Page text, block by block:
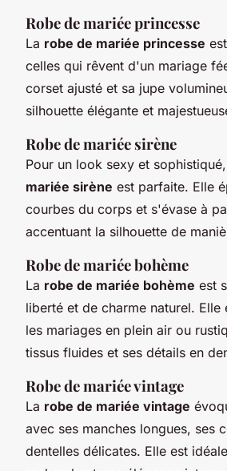
Robe de mariée princesse
La robe de mariée princesse
celles qui rêvent d'un mariage
corset ajusté et sa jupe
silhouette élégante et
Robe de mariée sirène
Pour un look sexy et
mariée sirène est parfaite. Elle
courbes du corps et s'évase à
accentuant la silhouette de
Robe de mariée bohème
La robe de mariée bohème est
liberté et de charme naturel.
les mariages en plein air ou
tissus fluides et ses détails en
Robe de mariée vintage
La robe de mariée vintage
avec ses manches longues, ses
dentelles délicates. Elle est